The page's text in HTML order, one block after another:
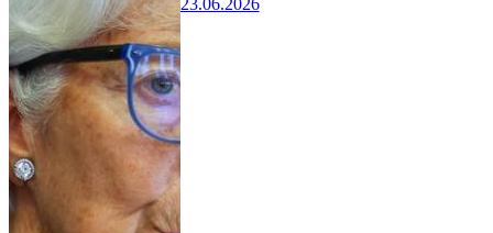
23.06.2026